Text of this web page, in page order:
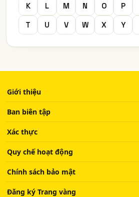
K
L M N O P
T
U V W X Y
Giới thiệu
Ban biên tập
Xác thực
Quy chế hoạt động
Chính sách bảo mật
Đăng ký Trang vàng